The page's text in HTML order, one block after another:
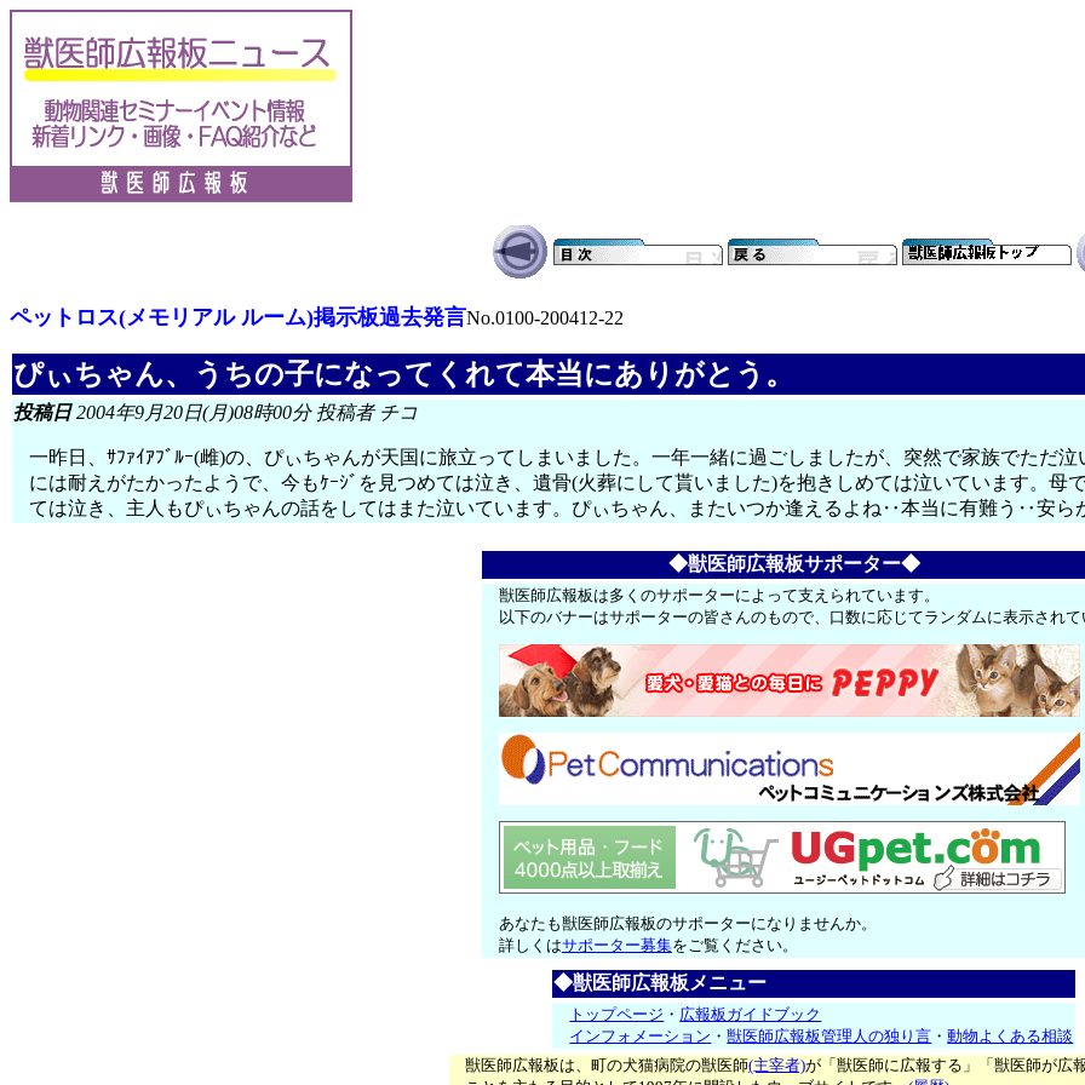
ペットロス(メモリアル ルーム)掲示板過去発言No.0100-200412-22
ぴぃちゃん、うちの子になってくれて本当にありがとう。
投稿日2004年9月20日(月)08時00分 投稿者 チコ
一昨日、ｻﾌｧｲｱﾌﾞﾙｰ(雌)の、ぴぃちゃんが天国に旅立ってしまいました。一年一緒に過ごしましたが、突然で家族でただ
には耐えがたかったようで、今もｹｰｼﾞを見つめては泣き、遺骨(火葬にして貰いました)を抱きしめては泣いています。
ては泣き、主人もぴぃちゃんの話をしてはまた泣いています。ぴぃちゃん、またいつか逢えるよね‥本当に有難う‥安ら
◆獣医師広報板サポーター◆
獣医師広報板は多くのサポーターによって支えられています。
以下のバナーはサポーターの皆さんのもので、口数に応じてランダムに表示されて
あなたも獣医師広報板のサポーターになりませんか。
詳しくはサポーター募集をご覧ください。
◆獣医師広報板メニュー
トップページ ・ 広報板ガイドブック
インフォメーション ・獣医師広報板管理人の独り言 ・動物よくある相談
獣医師広報板は、町の犬猫病院の獣医師(主宰者)が「獣医師に広報する」「獣医師が広報